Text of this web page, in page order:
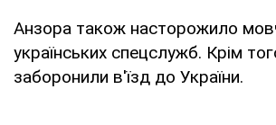
Анзора також насторожило
українських спецслужб. Крім
заборонили в'їзд до України.